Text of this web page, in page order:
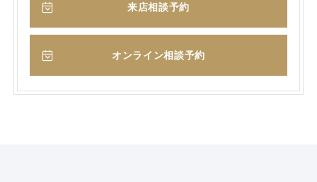
来店相談予約
オンライン相談予約